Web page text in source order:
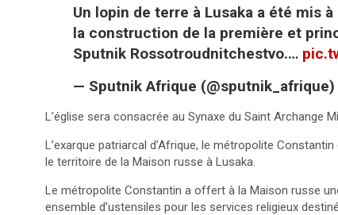
Un lopin de terre à Lusaka a été mis
la construction de la première et
Sputnik Rossotroudnitchestvo.…
— Sputnik Afrique (@sputnik_afrique)
L’église sera consacrée au Synaxe du Saint Archange
L’exarque patriarcal d’Afrique, le métropolite
le territoire de la Maison russe à Lusaka.
Le métropolite Constantin a offert à la Maison russe
ensemble d’ustensiles pour les services religieux